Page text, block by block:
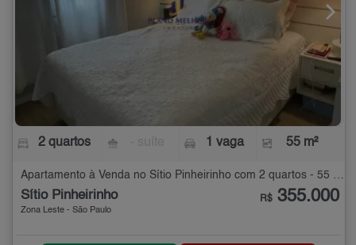
2 quartos 1 vaga 55 m²
Sítio Pinheirinho
Zona Leste - São Paulo
R$ 355.000